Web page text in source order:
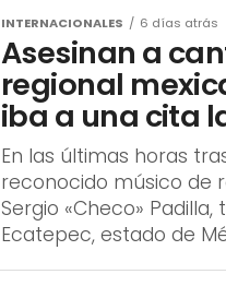
INTERNACIONALES 6 días atrás
Asesinan a
regional
iba a una cita
En las últimas horas
reconocido músico de
Sergio «Checo»
Ecatepec, estado de